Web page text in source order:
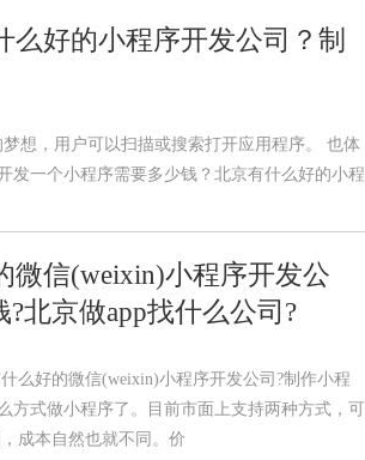
好的小程序开发公司？制
想，用户可以扫描或搜索打开应用程序。 也体
发一个小程序需要多少钱？北京有什么好的小程
微信(weixin)小程序开发公
北京做app找什么公司?
么好的微信(weixin)小程序开发公司?制作小程
方式做小程序了。目前市面上支持两种方式，可
成本自然也就不同。价